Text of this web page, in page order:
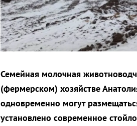
Семейная молочная
(фермерском) хозяйстве
одновременно могут
установлено современное